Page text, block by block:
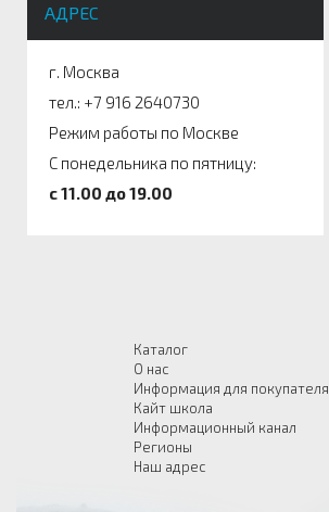
АДРЕС
г. Москва
тел.: +7 916 2640730
Режим работы по Москве
С понедельника по пятницу:
c 11.00 до 19.00
Каталог
О нас
Информация для покупателя
Кайт школа
Информационный канал
Регионы
Наш адрес